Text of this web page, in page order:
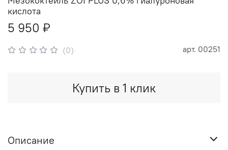
(0) арт. 00251
кислота
5 950 ₽
Купить в 1 клик
Описание